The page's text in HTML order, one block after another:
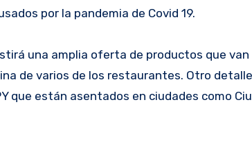
por la pandemia de Covid 19.
una amplia oferta de productos que van
de varios de los restaurantes. Otro
que están asentados en ciudades como